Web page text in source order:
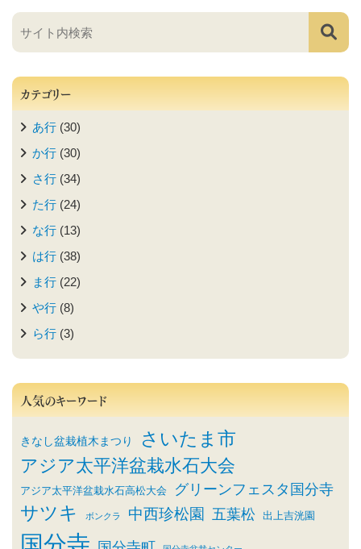
カテゴリー
あ行 (30)
か行 (30)
さ行 (34)
た行 (24)
な行 (13)
は行 (38)
ま行 (22)
や行 (8)
ら行 (3)
人気のキーワード
きなし盆栽植木まつり さいたま市
アジア太平洋盆栽水石大会
アジア太平洋盆栽水石高松大会 グリーンフェスタ国分寺
サツキ ボンクラ 中西珍松園 五葉松 出上吉洸園